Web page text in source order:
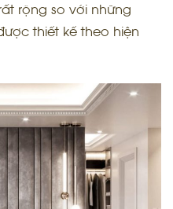
rộng so với những
thiết kế theo hiện